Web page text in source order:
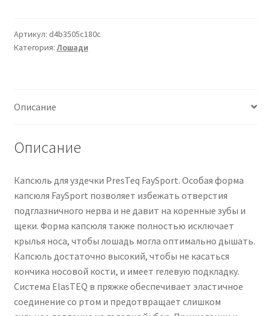
FaySport
Артикул: d4b3505c180c
Категория:Лошади
Описание
Описание
Капсюль для уздечки PresTeq FaySport. Особая форма
капсюля FaySport позволяет избежать отверстия
подглазничного нерва и не давит на коренные зубы и
щеки. Форма капсюля также полностью исключает
крылья носа, чтобы лошадь могла оптимально дышать.
Капсюль достаточно высокий, чтобы не касаться
кончика носовой кости, и имеет гелевую подкладку.
Система ElasTEQ в пряжке обеспечивает эластичное
соединение со ртом и предотвращает слишком